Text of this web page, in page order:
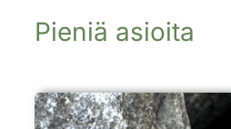
Pieniä asioita